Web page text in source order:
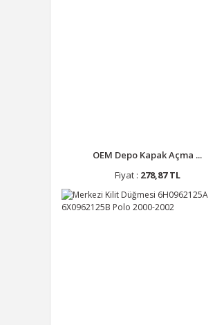
OEM Depo Kapak Açma ...
Fiyat : 278,87 TL